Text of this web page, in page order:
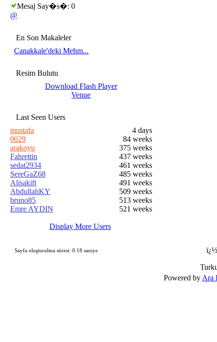
Mesaj Say�s�: 0
@
En Son Makaleler
Çanakkale'deki Mehm...
Resim Bulutu
Download Flash Player
Venue
Last Seen Users
mustafa
4 days
0029
84 weeks
arakoyu
375 weeks
Fahrettin
437 weeks
sedat2934
461 weeks
SereGaZ68
485 weeks
Alisakift
491 weeks
AbdullahKY
509 weeks
bruno85
513 weeks
Emre AYDIN
521 weeks
Display More Users
Sayfa oluşturulma süresi: 0.18 saniye
Powered by